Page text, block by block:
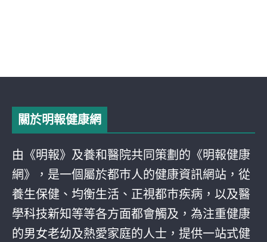
關於明報健康網
由《明報》及養和醫院共同策劃的《明報健康
網》，是一個屬於都巿人的健康資訊網站，從
養生保健、均衡生活、正視都巿疾病，以及醫
學科技新知等等各方面都會觸及，為注重健康
的男女老幼及熱愛家庭的人士，提供一站式健